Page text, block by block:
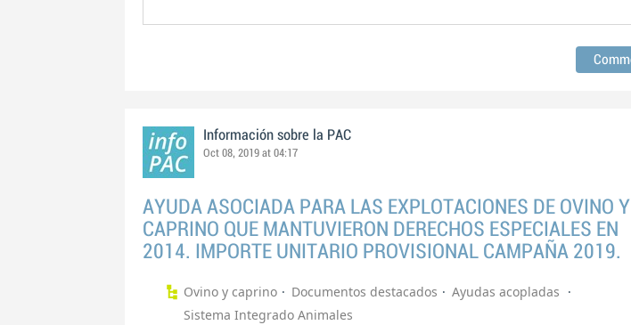
Información sobre la PAC
Oct 08, 2019 at 04:17
AYUDA ASOCIADA PARA LAS EXPLOTACIONES DE OVINO Y
CAPRINO QUE MANTUVIERON DERECHOS ESPECIALES EN
2014. IMPORTE UNITARIO PROVISIONAL CAMPAÑA 2019.
Ovino y caprino Documentos destacados
Ayudas acopladas
Sistema Integrado Animales